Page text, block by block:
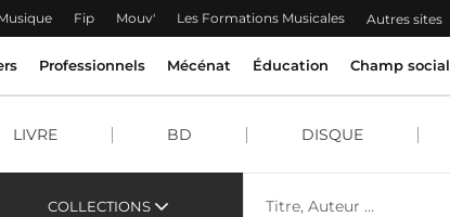
Fip Mouv' Les Formations Musicales Autres sites
Professionnels Mécénat Éducation Champ social
LIVRE BD DISQUE
COLLECTIONS